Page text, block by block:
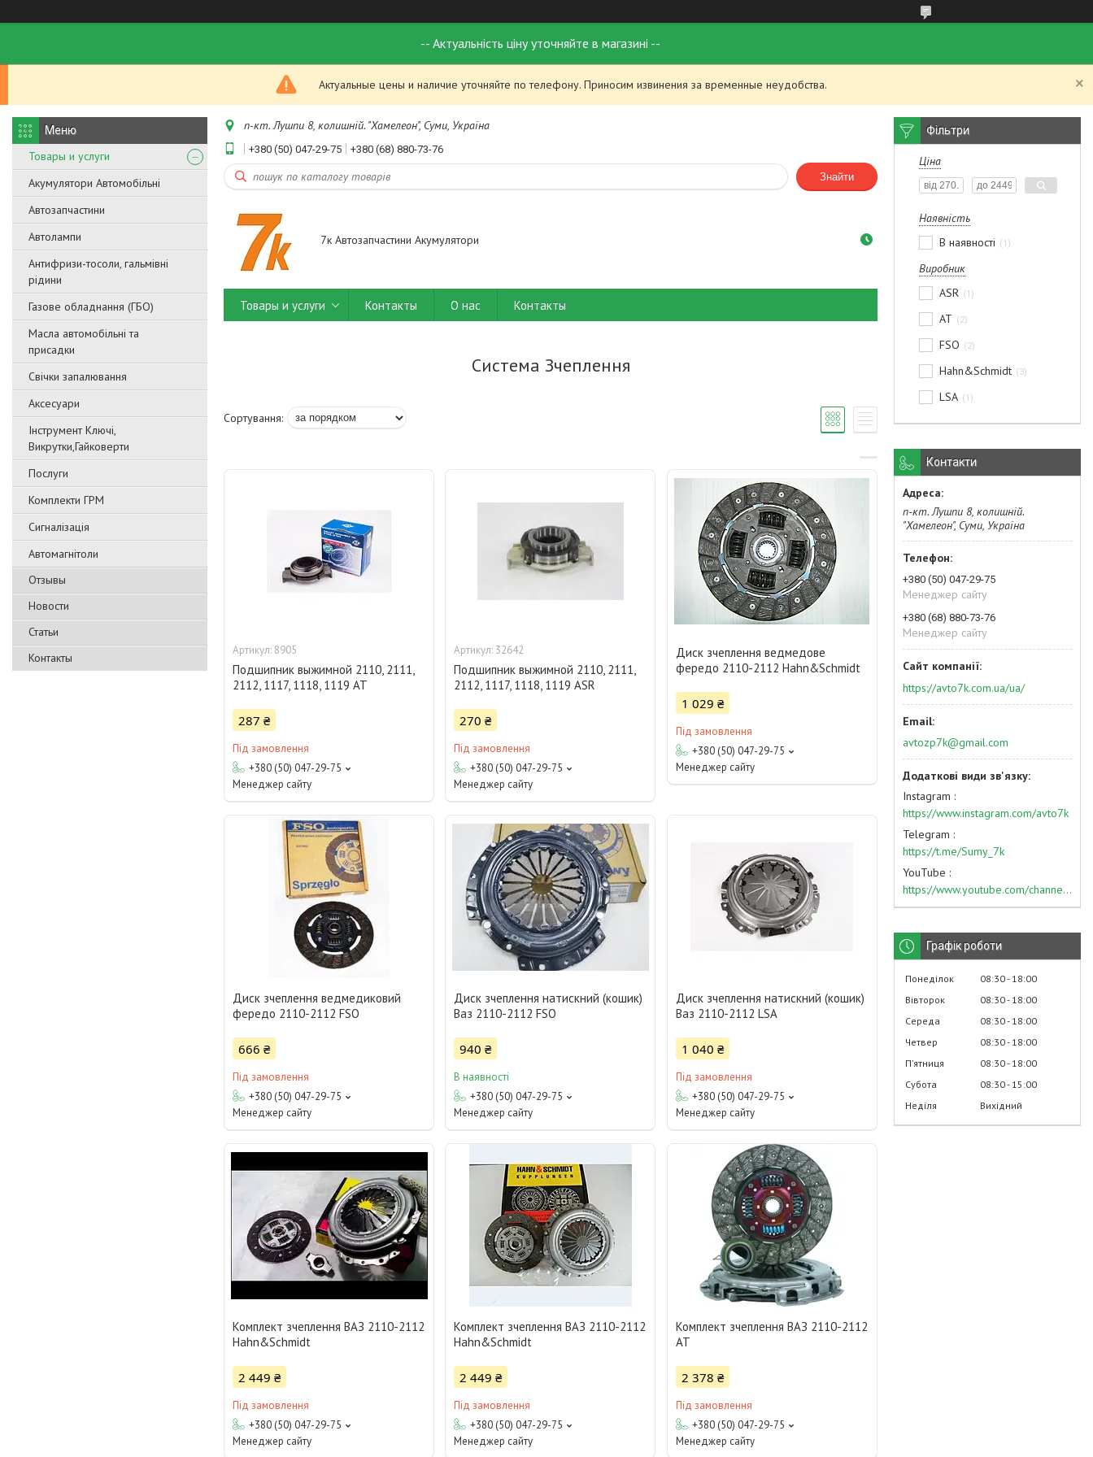
-- Актуальність ціну уточняйте в магазині --
Актуальные цены и наличие уточняйте по телефону. Приносим извинения за временные неудобства.
Товары и услуги
Акумулятори Автомобільні
Автозапчастини
Автолампи
Антифризи-тосоли, гальмівні
рідини
Газове обладнання (ГБО)
Масла автомобільні та
присадки
Свічки запалювання
Аксесуари
Інструмент Ключі,
Викрутки,Гайковерти
Послуги
Комплекти ГРМ
Сигналізація
Автомагнітоли
Отзывы
Новости
Статьи
Контакты
п-кт. Лушпи 8, колишній. "Хамелеон", Суми, Україна
+380 (50) 047-29-75 +380 (68) 880-73-76
Знайти
7к Автозапчастини Акумулятори
Товары и услуги Контакты О нас Контакты
Система Зчеплення
8905
Подшипник выжимной 2110, 2111,
2112, 1117, 1118, 1119 АТ
287 ₴
Під замовлення
+380 (50) 047-29-75
Менеджер сайту
32642
Подшипник выжимной 2110, 2111,
2112, 1117, 1118, 1119 ASR
270 ₴
Під замовлення
+380 (50) 047-29-75
Менеджер сайту
Диск зчеплення ведмедове
фередо 2110-2112 Hahn&Schmidt
1 029 ₴
Під замовлення
+380 (50) 047-29-75
Менеджер сайту
Диск зчеплення ведмедиковий
фередо 2110-2112 FSO
666 ₴
Під замовлення
+380 (50) 047-29-75
Менеджер сайту
Диск зчеплення натискний (кошик)
Ваз 2110-2112 FSO
940 ₴
В наявності
+380 (50) 047-29-75
Менеджер сайту
Диск зчеплення натискний (кошик)
Ваз 2110-2112 LSA
1 040 ₴
Під замовлення
+380 (50) 047-29-75
Менеджер сайту
Комплект зчеплення ВАЗ 2110-2112
Hahn&Schmidt
2 449 ₴
Під замовлення
+380 (50) 047-29-75
Менеджер сайту
Комплект зчеплення ВАЗ 2110-2112
Hahn&Schmidt
2 449 ₴
Під замовлення
+380 (50) 047-29-75
Менеджер сайту
Комплект зчеплення ВАЗ 2110-2112
АТ
2 378 ₴
Під замовлення
+380 (50) 047-29-75
Менеджер сайту
Фільтри
Ціна
Наявність
В наявності
1
Виробник
ASR
1
AT 2
FSO 2
Hahn&Schmidt 3
LSA 1
Контакти
п-кт. Лушпи 8, колишній.
"Хамелеон", Суми, Україна
+380 (50) 047-29-75
Менеджер сайту
+380 (68) 880-73-76
Менеджер сайту
https://avto7k.com.ua/ua/
avtozp7k@gmail.com
Instagram
https://www.instagram.com/avto7k
Telegram
https://t.me/Sumy_7k
YouTube
https://www.youtube.com/channel/UC574nvqqf5H_LzT4Va_GpQg?view_as=subscriber
Графік роботи
Понеділок 08:30 18:00
Вівторок
08:30 18:00
Середа
08:30 18:00
Четвер
08:30 18:00
Пʼятниця
08:30 18:00
Субота
08:30 15:00
Неділя
Вихідний